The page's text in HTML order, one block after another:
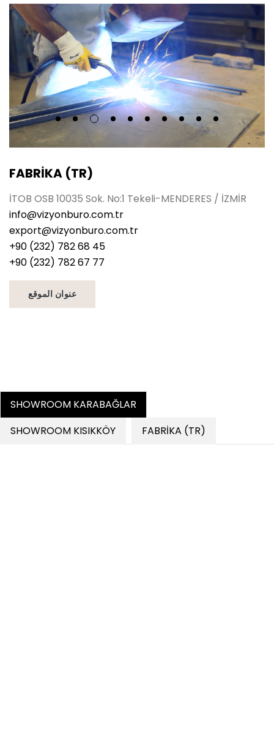
FABRİKA (TR)
İTOB OSB 10035 Sok. No:1 Tekeli-MENDERES / İZMİR
info@vizyonburo.com.tr
export@vizyonburo.com.tr
+90 (232) 782 68 45
+90 (232) 782 67 77
عنوان الموقع
SHOWROOM KARABAĞLAR
SHOWROOM KISIKKÖY
FABRİKA (TR)